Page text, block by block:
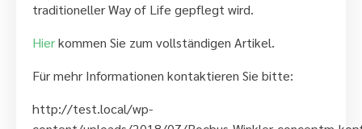
traditioneller Way of Life gepflegt wird.
Hierkommen Sie zum vollständigen Artikel.
Für mehr Informationen kontaktieren Sie bitte:
http://test.local/wp-